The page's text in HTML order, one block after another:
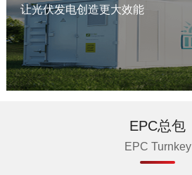
让光伏发电创造更大效能
EPC总包
EPC Turnkey